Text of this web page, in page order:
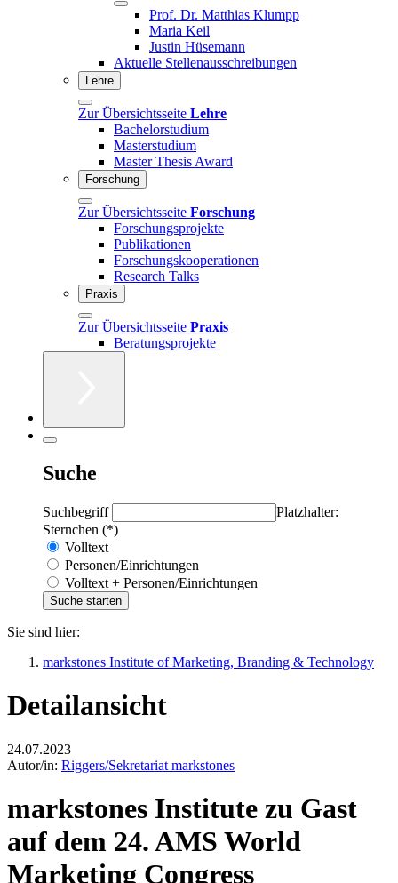
Prof. Dr. Matthias Klumpp
Maria Keil
Justin Hüsemann
Aktuelle Stellenausschreibungen
Lehre
Zur Übersichtsseite Lehre
Bachelorstudium
Masterstudium
Master Thesis Award
Forschung
Zur Übersichtsseite Forschung
Forschungsprojekte
Publikationen
Forschungskooperationen
Research Talks
Praxis
Zur Übersichtsseite Praxis
Beratungsprojekte
Suche
Suchbegriff
Platzhalter:
Sternchen (*)
Volltext
Personen/Einrichtungen
Volltext + Personen/Einrichtungen
Sie sind hier:
markstones Institute of Marketing, Branding & Technology
Detailansicht
24.07.2023
Autor/in: Riggers/Sekretariat markstones
markstones Institute zu Gast
auf dem 24. AMS World
Marketing Congress